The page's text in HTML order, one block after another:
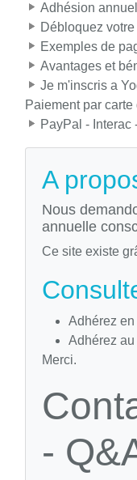
Adhésion
Débloquez
Exemples de
Avantages et
Je m'inscris a
Paiement par carte
PayPal - Interac
A
Nous
annuelle
Ce site existe
Adhérez en
Adhérez au
Merci.
-